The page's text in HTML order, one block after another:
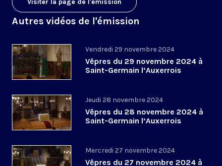
Visiter la page de l'émission
Autres vidéos de l'émission
Vendredi 29 novembre 2024
Vêpres du 29 novembre 2024 à
Saint-Germain l’Auxerrois
Jeudi 28 novembre 2024
Vêpres du 28 novembre 2024 à
Saint-Germain l’Auxerrois
Mercredi 27 novembre 2024
Vêpres du 27 novembre 2024 à